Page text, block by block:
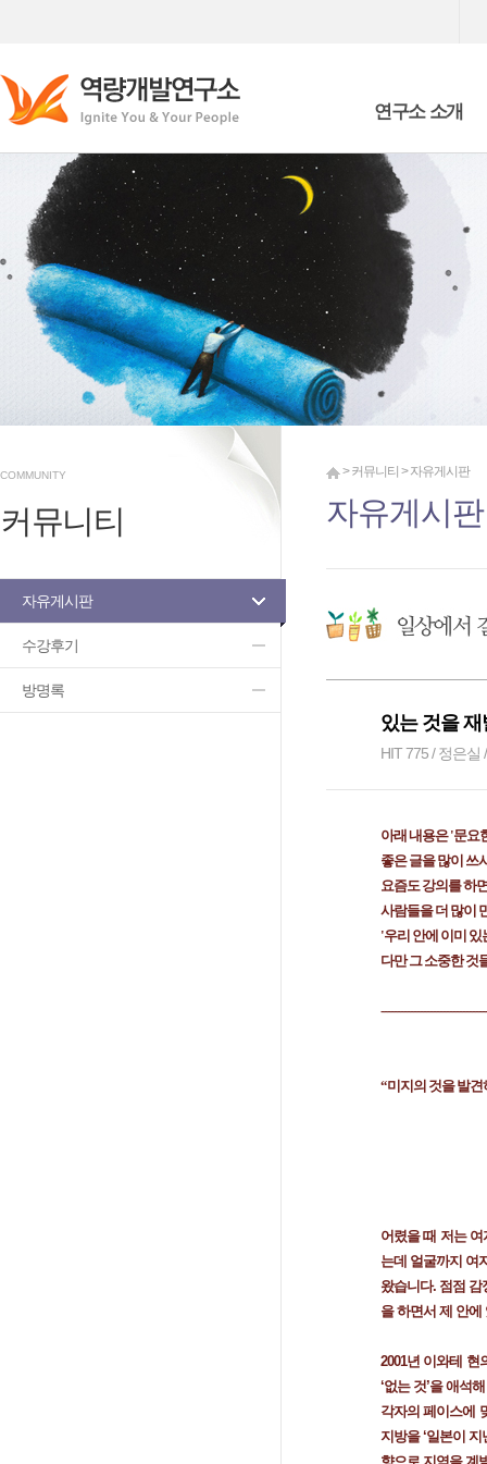
연구소 소개
Who we are
What we are doing
COMMUNITY
커뮤니티
자유게시판
수강후기
방명록
> 커뮤니티 > 자유게시판
자유게시판
있는 것을
HIT 775 / 정은실
아래 내용은 '문요
좋은 글을 많이 쓰
요즘도 강의를 하
사람들을 더 많이
'우리 안에 이미 있
다만 그 소중한 것
“미지의 것을 발
어렸을 때 저는
는데 얼굴까지 여
왔습니다. 점점
을 하면서 제 안에
2001년 이와테 현
‘없는 것’을 애석
각자의 페이스에
지방을 ‘일본이